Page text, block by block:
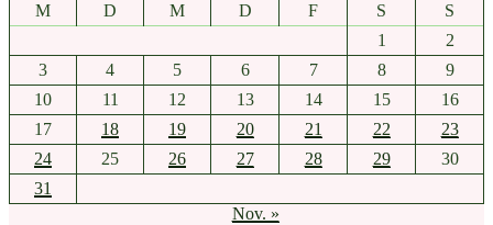
M
D M D F S
S
1
2
3
4 5 6 7 8
9
10
11 12 13 14 15
16
17
18 19 20 21 22
23
24
25 26 27 28 29
30
31
Nov. »